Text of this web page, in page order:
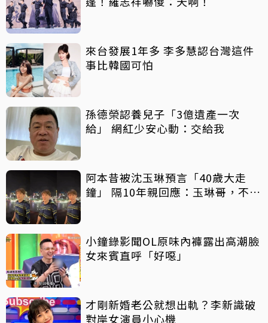
來台發展1年多 李多慧認台灣這件
事比韓國可怕
孫德榮認養兒子「3億遺產一次
給」 網紅少安心動：交給我
阿本昔被沈玉琳預言「40歲大走
鐘」 隔10年親回應：玉琳哥，不好
小鐘錄影聞OL原味內褲露出高潮臉
女來賓直呼「好噁」
才剛新婚老公就想出軌？李新識破
對岸女演員小心機